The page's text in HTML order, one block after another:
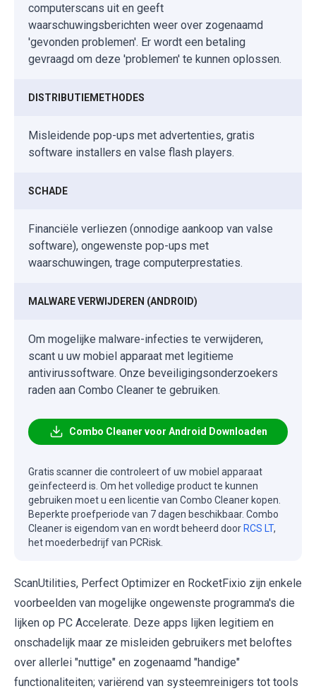
computerscans uit en geeft
waarschuwingsberichten weer over zogenaamd
'gevonden problemen'. Er wordt een betaling
gevraagd om deze 'problemen' te kunnen oplossen.
DISTRIBUTIEMETHODES
Misleidende pop-ups met advertenties, gratis
software installers en valse flash players.
SCHADE
Financiële verliezen (onnodige aankoop van valse
software), ongewenste pop-ups met
waarschuwingen, trage computerprestaties.
MALWARE VERWIJDEREN (ANDROID)
Om mogelijke malware-infecties te verwijderen,
scant u uw mobiel apparaat met legitieme
antivirussoftware. Onze beveiligingsonderzoekers
raden aan Combo Cleaner te gebruiken.
Combo Cleaner voor Android Downloaden
Gratis scanner die controleert of uw mobiel apparaat
geïnfecteerd is. Om het volledige product te kunnen
gebruiken moet u een licentie van Combo Cleaner kopen.
Beperkte proefperiode van 7 dagen beschikbaar. Combo
Cleaner is eigendom van en wordt beheerd doorRCS LT,
het moederbedrijf van PCRisk.
ScanUtilities, Perfect Optimizer en RocketFixio zijn enkele
voorbeelden van mogelijke ongewenste programma's die
lijken op PC Accelerate. Deze apps lijken legitiem en
onschadelijk maar ze misleiden gebruikers met beloftes
over allerlei "nuttige" en zogenaamd "handige"
functionaliteiten; variërend van systeemreinigers tot tools